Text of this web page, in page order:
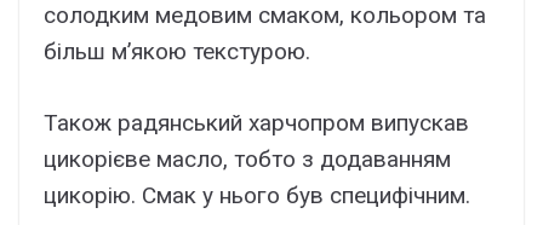
солодким медовим смаком, кольором та
більш м’якою текстурою.
Також радянський харчопром випускав
цикорієве масло, тобто з додаванням
цикорію. Смак у нього був специфічним.